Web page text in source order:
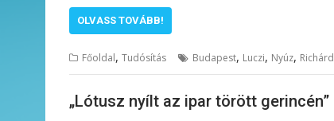
OLVASS TOVÁBB!
Főoldal, Tudósítás Budapest, Luczi, Nyúz, Richárd
„Lótusz nyílt az ipar törött gerincén”